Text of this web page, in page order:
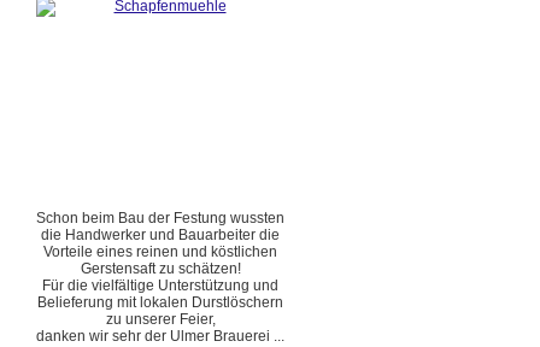
Schon beim Bau der Festung wussten
die Handwerker und Bauarbeiter die
Vorteile eines reinen und köstlichen
Gerstensaft zu schätzen!
Für die vielfältige Unterstützung und
Belieferung mit lokalen Durstlöschern
zu unserer Feier,
danken wir sehr der Ulmer Brauerei ...